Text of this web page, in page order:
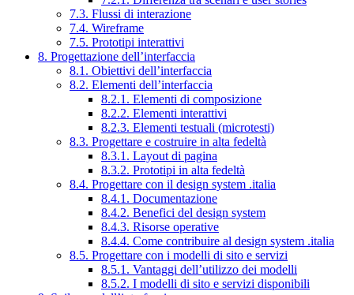
7.3. Flussi di interazione
7.4. Wireframe
7.5. Prototipi interattivi
8. Progettazione dell’interfaccia
8.1. Obiettivi dell’interfaccia
8.2. Elementi dell’interfaccia
8.2.1. Elementi di composizione
8.2.2. Elementi interattivi
8.2.3. Elementi testuali (microtesti)
8.3. Progettare e costruire in alta fedeltà
8.3.1. Layout di pagina
8.3.2. Prototipi in alta fedeltà
8.4. Progettare con il design system .italia
8.4.1. Documentazione
8.4.2. Benefici del design system
8.4.3. Risorse operative
8.4.4. Come contribuire al design system .italia
8.5. Progettare con i modelli di sito e servizi
8.5.1. Vantaggi dell’utilizzo dei modelli
8.5.2. I modelli di sito e servizi disponibili